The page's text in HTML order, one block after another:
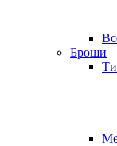
Броши